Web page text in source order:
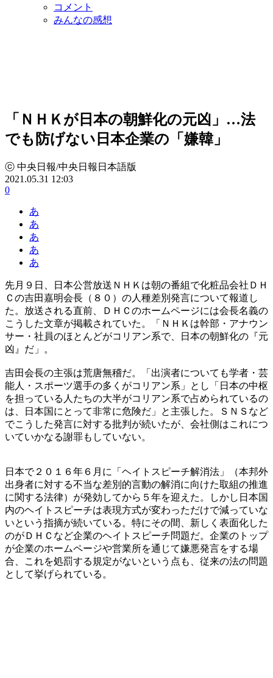
コメント
みんなの感想
「ＮＨＫが日本の朝鮮化の元凶」…法
でも防げない日本企業の「嫌韓」
ⓒ 中央日報/中央日報日本語版
2021.05.31 12:03
0
あ
あ
あ
あ
あ
先月９日、日本公営放送ＮＨＫは朝の番組で化粧品会社ＤＨ
Ｃの吉田嘉明会長（８０）の人種差別発言について報道し
た。放送される直前、ＤＨＣのホームページには会長名義の
こうした文章が掲載されていた。「ＮＨＫは幹部・アナウン
サー・社員のほとんどがコリアン系で、日本の朝鮮化の『元
凶』だ」。
吉田会長の主張は荒唐無稽だ。「出演者についても学者・芸
能人・スポーツ選手の多くがコリアン系」とし「日本の中枢
を担っている人たちの大半がコリアン系で占められているの
は、日本国にとって非常に危険だ」と主張した。ＳＮＳなど
でこうした発言に対する批判が続いたが、会社側はこれにつ
いていかなる謝罪もしていない。
日本で２０１６年６月に「ヘイトスピーチ解消法」（本邦外
出身者に対する不当な差別的言動の解消に向けた取組の推進
に関する法律）が発効してから５年を迎えた。しかし日本国
内のヘイトスピーチは表現方式が変わっただけで減っていな
いという指摘が続いている。特にその間、新しく表面化した
のがＤＨＣなど企業のヘイトスピーチ問題だ。企業のトップ
が企業のホームページや営業所を通じて嫌悪発言をする場
合、これを処罰する規定がないという点も、従来の法の問題
として挙げられている。